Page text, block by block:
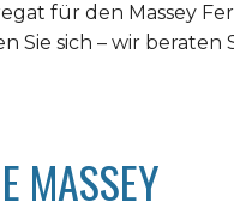
für den Massey
Sie sich – wir beraten
MASSEY